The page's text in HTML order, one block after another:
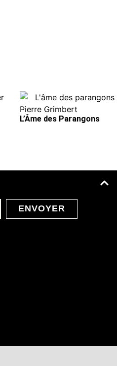
Pierre Grimbert
L’Âme des Parangons
ENVOYER